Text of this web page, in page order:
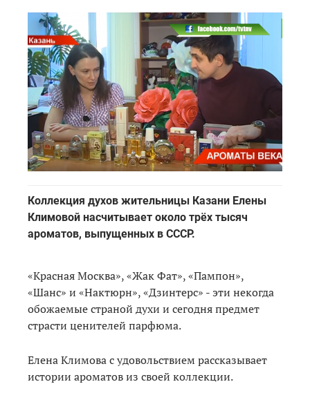
Коллекция духов жительницы Казани Елены
Климовой насчитывает около трёх тысяч
ароматов, выпущенных в СССР.
«Красная Москва», «Жак Фат», «Пампон»,
«Шанс» и «Нактюрн», «Дзинтерс» - эти некогда
обожаемые страной духи и сегодня предмет
страсти ценителей парфюма.
Елена Климова с удовольствием рассказывает
истории ароматов из своей коллекции.